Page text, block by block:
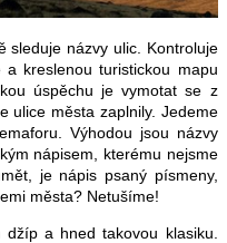
sleduje názvy ulic. Kontroluje
kreslenou turistickou mapu
úspěchu je vymotat se z
ulice města zaplnily. Jedeme
Výhodou jsou názvy
nápisem, kterému nejsme
je nápis psaný písmeny,
města? Netušíme!
a hned takovou klasiku.